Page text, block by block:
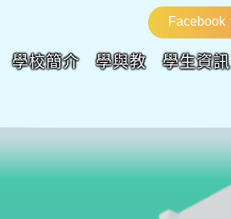
Facebook
學校簡介 學與教 學生資訊